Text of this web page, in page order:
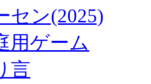
セン(2025)
用ゲーム
言